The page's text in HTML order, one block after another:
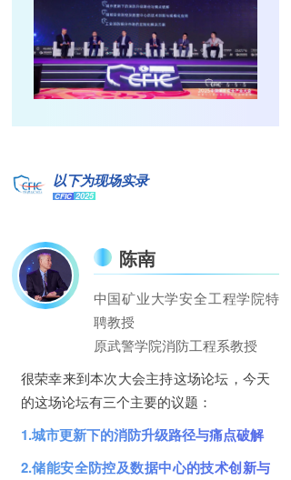
以下为现场实录
CFIC 2025
陈南
中国矿业大学安全工程学院特
聘教授
原武警学院消防工程系教授
很荣幸来到本次大会主持这场论坛，今天
的这场论坛有三个主要的议题：
1.城市更新下的消防升级路径与痛点破解
2.储能安全防控及数据中心的技术创新与